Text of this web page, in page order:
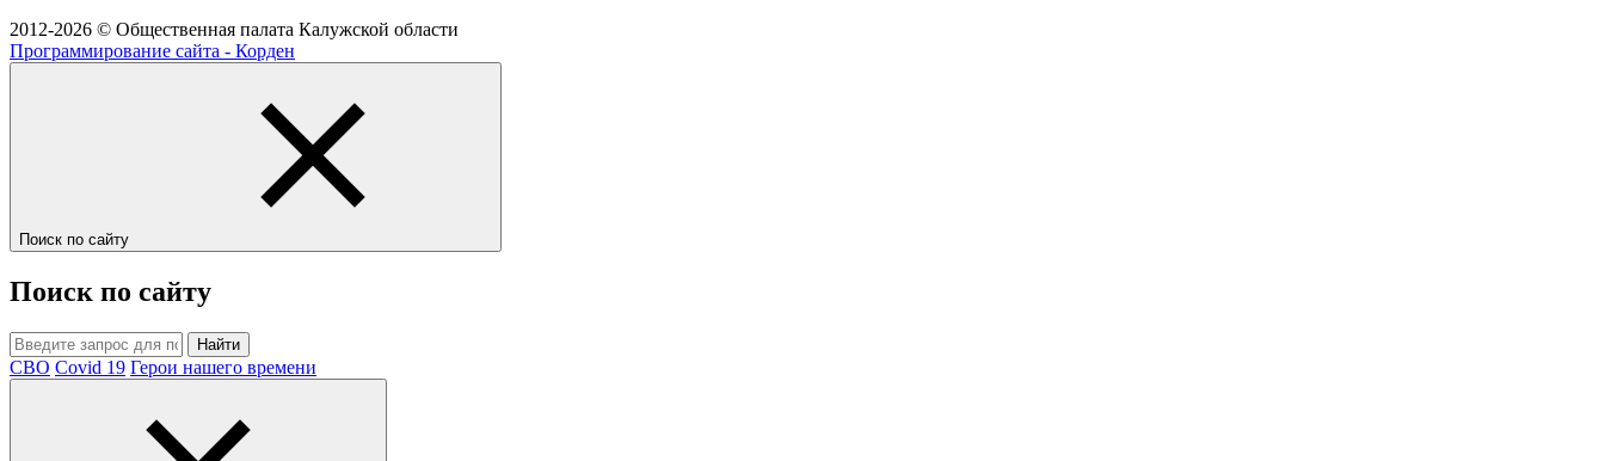
2012-2026 © Общественная палата Калужской области
Программирование сайта - Корден
Поиск по сайту
Поиск по сайту
Найти
СВО Covid 19 Герои нашего времени